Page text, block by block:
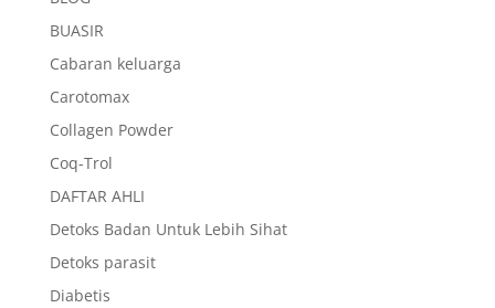
BUASIR
Cabaran keluarga
Carotomax
Collagen Powder
Coq-Trol
DAFTAR AHLI
Detoks Badan Untuk Lebih Sihat
Detoks parasit
Diabetis